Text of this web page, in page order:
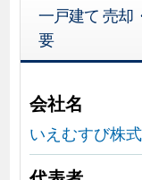
一戸建て 売却
要
会社名
いえむすび株